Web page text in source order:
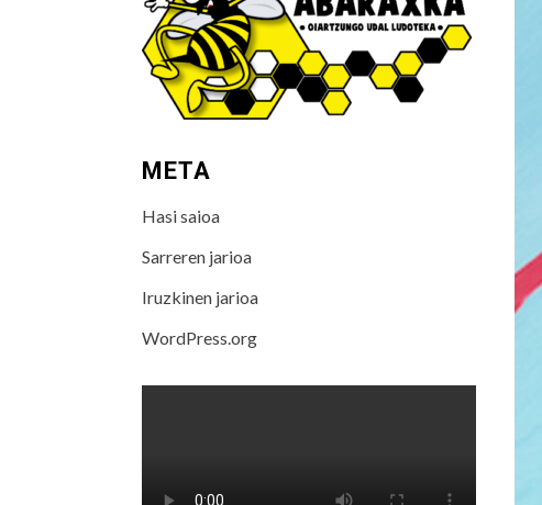
META
Hasi saioa
Sarreren jarioa
Iruzkinen jarioa
WordPress.org